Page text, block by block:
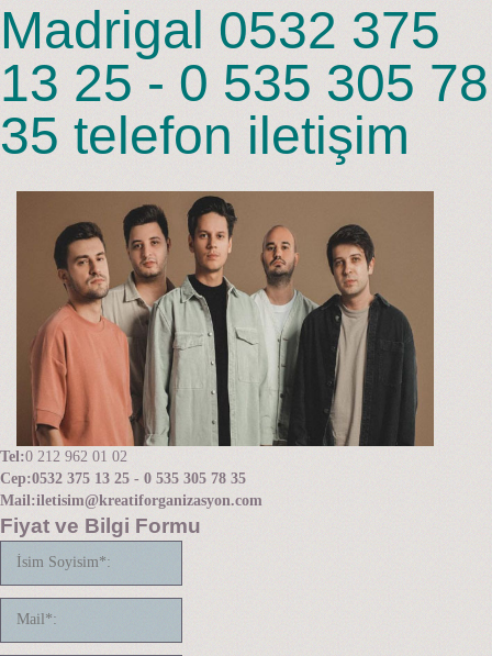
Madrigal 0532 375
13 25 - 0 535 305 78
35 telefon iletişim
Tel:0 212 962 01 02
Cep:0532 375 13 25 - 0 535 305 78 35
Mail:iletisim@kreatiforganizasyon.com
Fiyat ve Bilgi Formu